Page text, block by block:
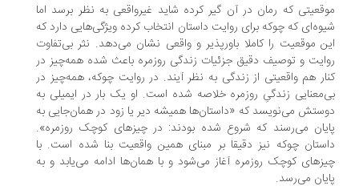
که رمان در آن گیر کرده شاید غیرواقعی به نظر برسد اما
که چوکه برای روایت داستان انتخاب کرده ویژگی‌هایی دارد که
موقعیت را کاملا باورپذیر و واقعی نشان می‌دهد. نثر بی‌تفاوت
و توصیف دقیق جزئیات زندگی روزمره باعث شده همه‌چیز در
هم واقعیتی از زندگی به نظر آیند. در روایت چوکه، همه‌چیز در
زندگیِ روزمره خلاصه شده است. او یک بار در ایمیلی به
می‌نویسد که «داستان‌ها همیشه دیر یا زود در همان‌جایی به
می‌رسند که شروع شده بودند: در چیزهای کوچک روزمره».
چوکه نیز دقیقا بر مبنای همین واقعیت بنا شده است. با
کوچک روزمره آغاز می‌شود و با همان‌ها ادامه می‌یابد و به
می‌رسد.